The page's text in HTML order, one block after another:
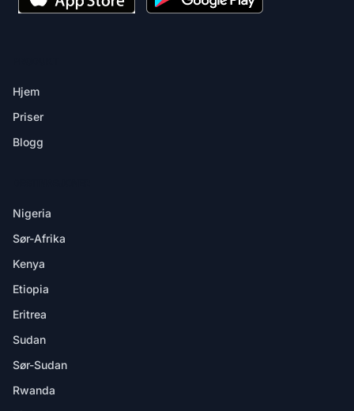
Hjem
Priser
Blogg
Nigeria
Sør-Afrika
Kenya
Etiopia
Eritrea
Sudan
Sør-Sudan
Rwanda